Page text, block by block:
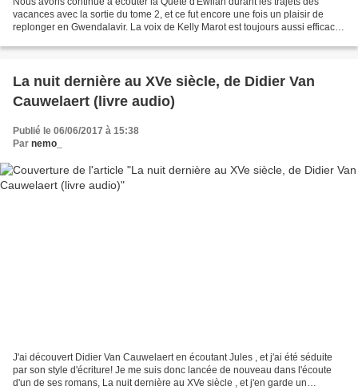
vacances avec la sortie du tome 2, et ce fut encore une fois un plaisir de
replonger en Gwendalavir. La voix de Kelly Marot est toujours aussi efficace
La nuit dernière au XVe siècle, de Didier Van
Cauwelaert (livre audio)
Publié le 06/06/2017 à 15:38
Par nemo_
J'ai découvert Didier Van Cauwelaert en écoutant Jules , et j'ai été séduite
par son style d'écriture! Je me suis donc lancée de nouveau dans l'écoute
d'un de ses romans, La nuit dernière au XVe siècle , et j'en garde un